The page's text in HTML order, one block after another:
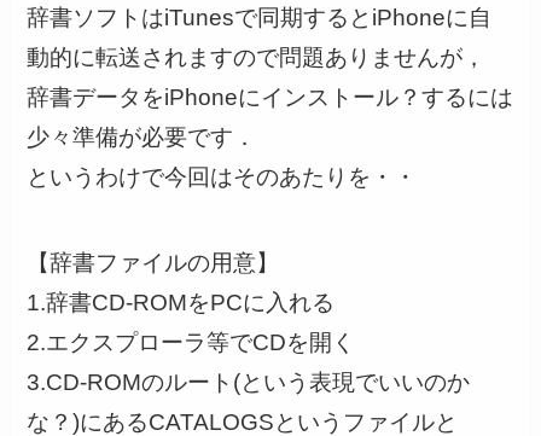
辞書ソフトはiTunesで同期するとiPhoneに自
動的に転送されますので問題ありませんが，
辞書データをiPhoneにインストール？するには
少々準備が必要です．
というわけで今回はそのあたりを・・
【辞書ファイルの用意】
1.辞書CD-ROMをPCに入れる
2.エクスプローラ等でCDを開く
3.CD-ROMのルート(という表現でいいのか
な？)にあるCATALOGSというファイルと